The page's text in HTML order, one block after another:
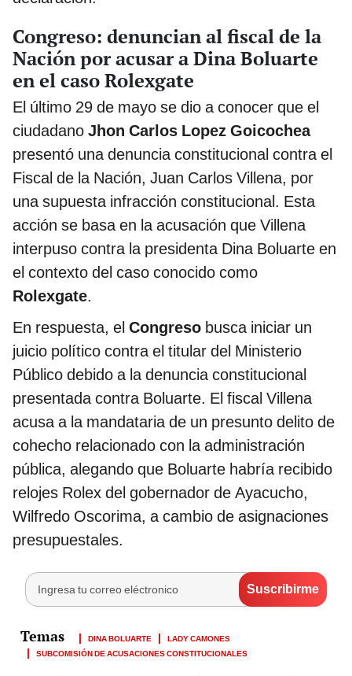
Congreso: denuncian al fiscal de la
Nación por acusar a Dina Boluarte
en el caso Rolexgate
El último 29 de mayo se dio a conocer que el
ciudadano Jhon Carlos Lopez Goicochea
presentó una denuncia constitucional contra el
Fiscal de la Nación, Juan Carlos Villena, por
una supuesta infracción constitucional. Esta
acción se basa en la acusación que Villena
interpuso contra la presidenta Dina Boluarte en
el contexto del caso conocido como
Rolexgate.
En respuesta, el Congreso busca iniciar un
juicio político contra el titular del Ministerio
Público debido a la denuncia constitucional
presentada contra Boluarte. El fiscal Villena
acusa a la mandataria de un presunto delito de
cohecho relacionado con la administración
pública, alegando que Boluarte habría recibido
relojes Rolex del gobernador de Ayacucho,
Wilfredo Oscorima, a cambio de asignaciones
presupuestales.
DINA BOLUARTE
LADY CAMONES
SUBCOMISIÓN DE ACUSACIONES CONSTITUCIONALES